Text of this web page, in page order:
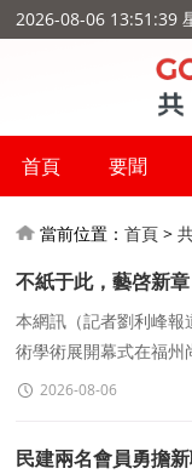
2026-08-06 13:51:39
首頁 要聞
當前位置：首頁 >
不紙于此，藝啓新
幕
本網訊（記者劉利峰報
術學術展開幕式在福
術學院主辦、福建省剪
2026-08-06
民建兩名會員勇擔